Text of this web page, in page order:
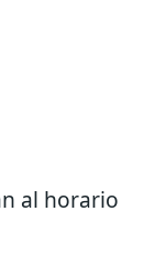
al horario